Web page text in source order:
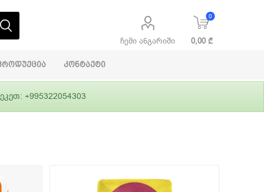
ჩემი ანგარიში
0
0,00 ₾
კონტაქტი
+995322054303